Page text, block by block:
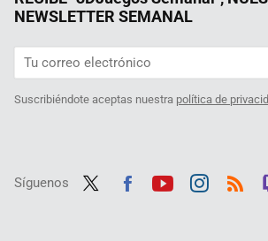
NEWSLETTER SEMANAL
Suscribiéndote aceptas nuestra política de
Síguenos